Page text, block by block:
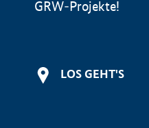
GRW-Projekte!
LOS GEHT'S